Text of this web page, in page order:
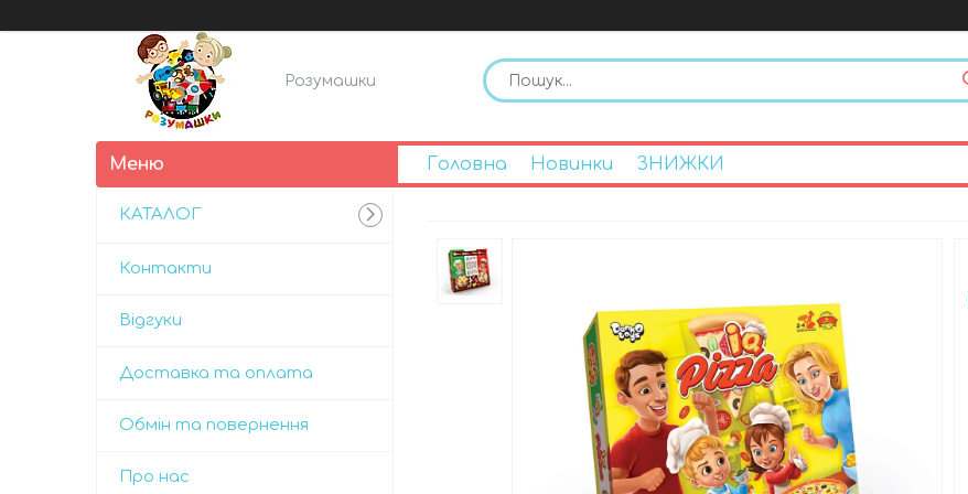
Розумашки
Головна Новинки ЗНИЖКИ
КАТАЛОГ
Контакти
Відгуки
Доставка та оплата
Обмін та повернення
Про нас